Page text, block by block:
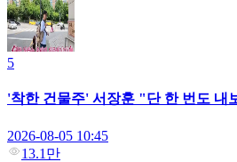
5
'착한 건물주' 서장훈 "단 한 번도 내
2026-08-05 10:45
13.1만